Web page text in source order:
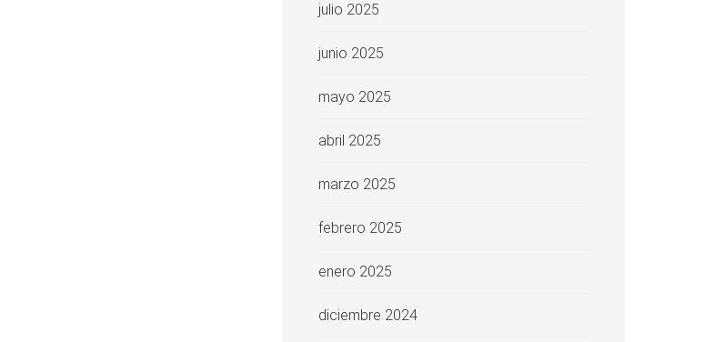
julio 2025
junio 2025
mayo 2025
abril 2025
marzo 2025
febrero 2025
enero 2025
diciembre 2024